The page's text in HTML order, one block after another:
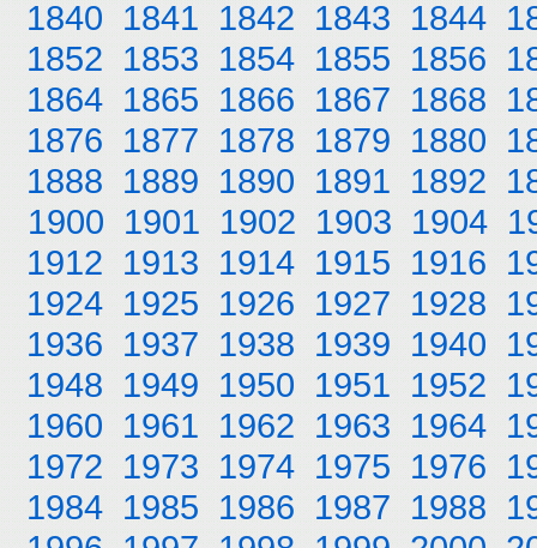
1840 1841 1842 1843 1844
1852 1853 1854 1855 1856
1864 1865 1866 1867 1868
1876 1877 1878 1879 1880
1888 1889 1890 1891 1892
1900 1901 1902 1903 1904
1912 1913 1914 1915 1916
1924 1925 1926 1927 1928
1936 1937 1938 1939 1940
1948 1949 1950 1951 1952
1960 1961 1962 1963 1964
1972 1973 1974 1975 1976
1984 1985 1986 1987 1988